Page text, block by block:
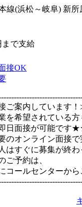
線(浜松～岐阜) 新所
で支給
接OK
ご案内しています
を希望されている方
日面接が可能です
のオンライン面接で
はすぐに募集が終
ご予約は、
コールセンターから